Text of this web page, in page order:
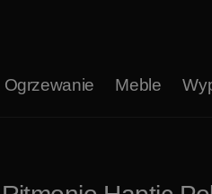
Ogrzewanie Meble